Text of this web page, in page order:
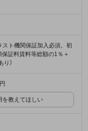
ト機関保証加入必須。初
証料賃料等総額の1％＋
）
を教えてほしい